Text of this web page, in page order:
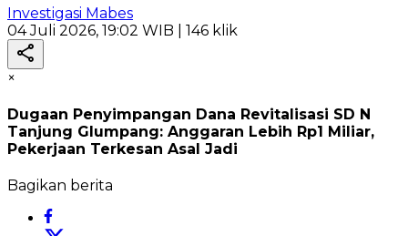
Investigasi Mabes
04 Juli 2026, 19:02 WIB | 146 klik
×
Dugaan Penyimpangan Dana Revitalisasi SD N
Tanjung Glumpang: Anggaran Lebih Rp1 Miliar,
Pekerjaan Terkesan Asal Jadi
Bagikan berita